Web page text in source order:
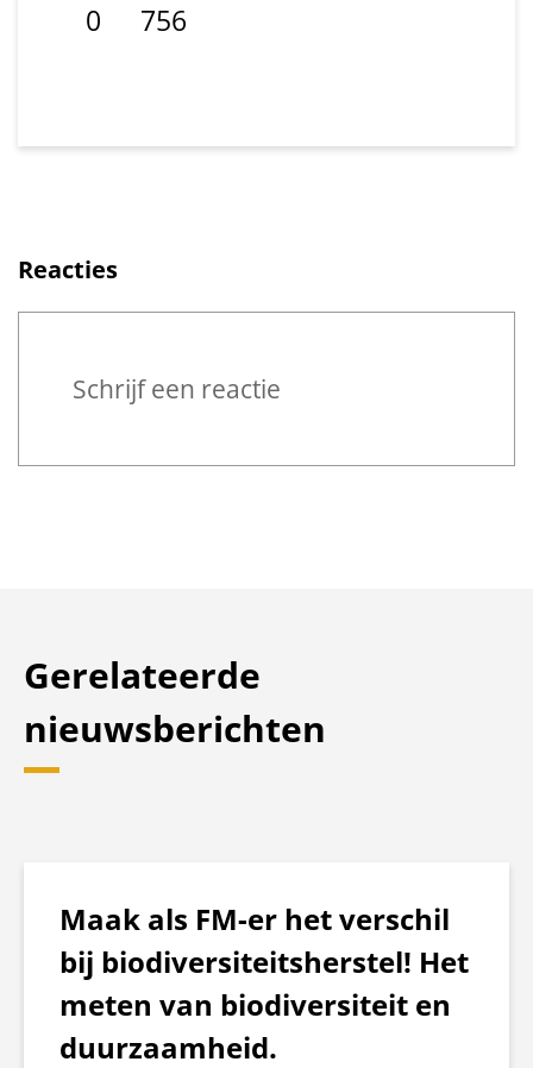
0
756
Reacties
Schrijf een reactie
Gerelateerde
nieuwsberichten
Maak als FM-er het verschil
bij biodiversiteitsherstel! Het
meten van biodiversiteit en
duurzaamheid.